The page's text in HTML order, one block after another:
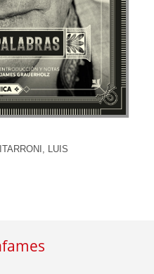
LUIS